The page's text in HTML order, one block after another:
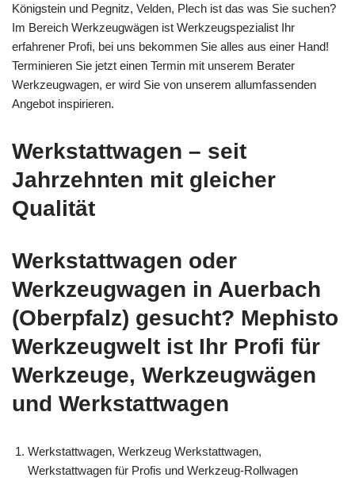
Königstein und Pegnitz, Velden, Plech ist das was Sie suchen?
Im Bereich Werkzeugwägen ist Werkzeugspezialist Ihr
erfahrener Profi, bei uns bekommen Sie alles aus einer Hand!
Terminieren Sie jetzt einen Termin mit unserem Berater
Werkzeugwagen, er wird Sie von unserem allumfassenden
Angebot inspirieren.
Werkstattwagen – seit
Jahrzehnten mit gleicher
Qualität
Werkstattwagen oder
Werkzeugwagen in Auerbach
(Oberpfalz) gesucht? Mephisto
Werkzeugwelt ist Ihr Profi für
Werkzeuge, Werkzeugwägen
und Werkstattwagen
Werkstattwagen, Werkzeug Werkstattwagen,
Werkstattwagen für Profis und Werkzeug-Rollwagen